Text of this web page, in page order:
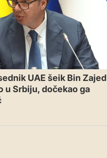
UAE šeik Bin Zajed
u Srbiju, dočekao ga